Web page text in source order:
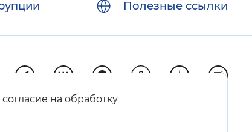
согласие на обработку
Полезные ссылки